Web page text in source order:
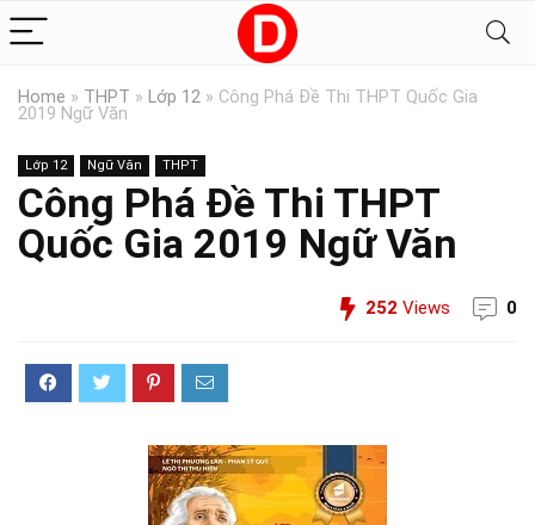
Home » THPT » Lớp 12 » Công Phá Đề Thi THPT Quốc Gia
2019 Ngữ Văn
Lớp 12 Ngữ Văn THPT
Công Phá Đề Thi THPT
Quốc Gia 2019 Ngữ Văn
252 Views 0